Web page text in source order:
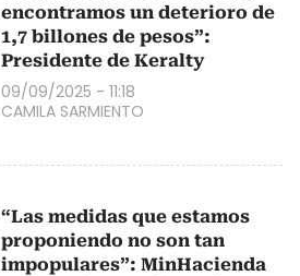
encontramos un deterioro de
1,7 billones de pesos”:
Presidente de Keralty
09/09/2025 - 11:18
CAMILA SARMIENTO
“Las medidas que estamos
proponiendo no son tan
impopulares”: MinHacienda